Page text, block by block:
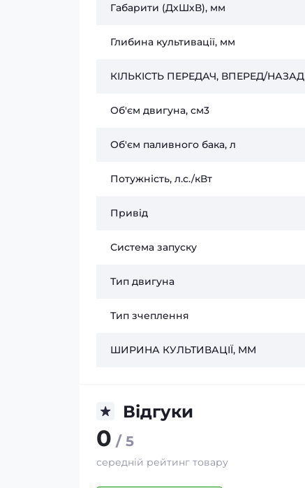
Габарити (ДхШхВ), мм
Глибина культивації, мм
КІЛЬКІСТЬ ПЕРЕДАЧ, ВПЕРЕД/НАЗАД
Об'єм двигуна, см3
Об'єм паливного бака, л
Потужність, л.с./кВт
Привід
Система запуску
Тип двигуна
Тип зчеплення
ШИРИНА КУЛЬТИВАЦІЇ, ММ
Відгуки
0 / 5
середній рейтинг товару